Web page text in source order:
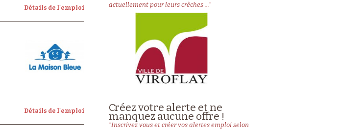
Détails de l'emploi
Détails de l'emploi
actuellement pour leurs crèches ..."
Créez votre alerte et ne
manquez aucune offre !
"Inscrivez vous et créer vos alertes emploi selon